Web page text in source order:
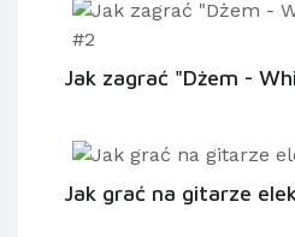
Jak zagrać "Dżem -
Jak grać na gitarze